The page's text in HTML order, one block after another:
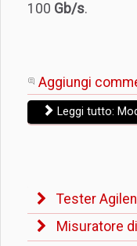
100 Gb/s.
Aggiungi
Leggi tutto:
Tester
Misuratore